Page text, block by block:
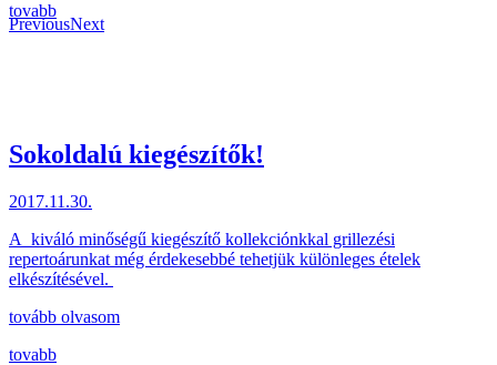
PreviousNext
Sokoldalú kiegészítők!
2017.11.30.
A kiváló minőségű kiegészítő kollekciónkkal grillezési
repertoárunkat még érdekesebbé tehetjük különleges ételek
elkészítésével.
tovább olvasom
tovabb